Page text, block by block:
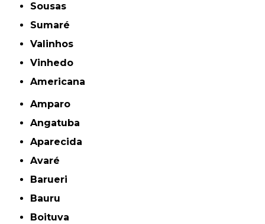
Sousas
Sumaré
Valinhos
Vinhedo
americana
Amparo
Angatuba
Aparecida
Avaré
Barueri
Bauru
Boituva